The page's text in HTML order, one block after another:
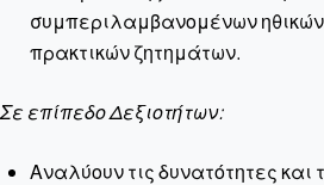
συμπεριλαμβανομένων
πρακτικών ζητημάτων.
Σε επίπεδο Δεξιοτήτων:
Αναλύουν τις δυνατότητες και